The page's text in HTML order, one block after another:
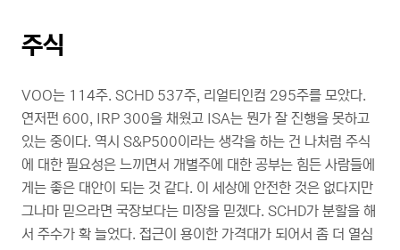
주식
VOO는 114주. SCHD 537주, 리얼티인컴 295주를 모았다.
연저펀 600, IRP 300을 채웠고 ISA는 뭔가 잘 진행을 못하고
있는 중이다. 역시 S&P500이라는 생각을 하는 건 나처럼 주식
에 대한 필요성은 느끼면서 개별주에 대한 공부는 힘든 사람들에
게는 좋은 대안이 되는 것 같다. 이 세상에 안전한 것은 없다지만
그나마 믿으라면 국장보다는 미장을 믿겠다. SCHD가 분할을 해
서 주수가 확 늘었다. 접근이 용이한 가격대가 되어서 좀 더 열심